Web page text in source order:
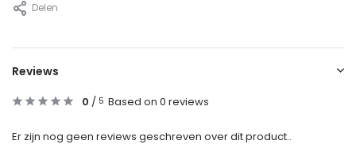
Delen
Reviews
0 / 5 Based on 0 reviews
Er zijn nog geen reviews geschreven over dit product..